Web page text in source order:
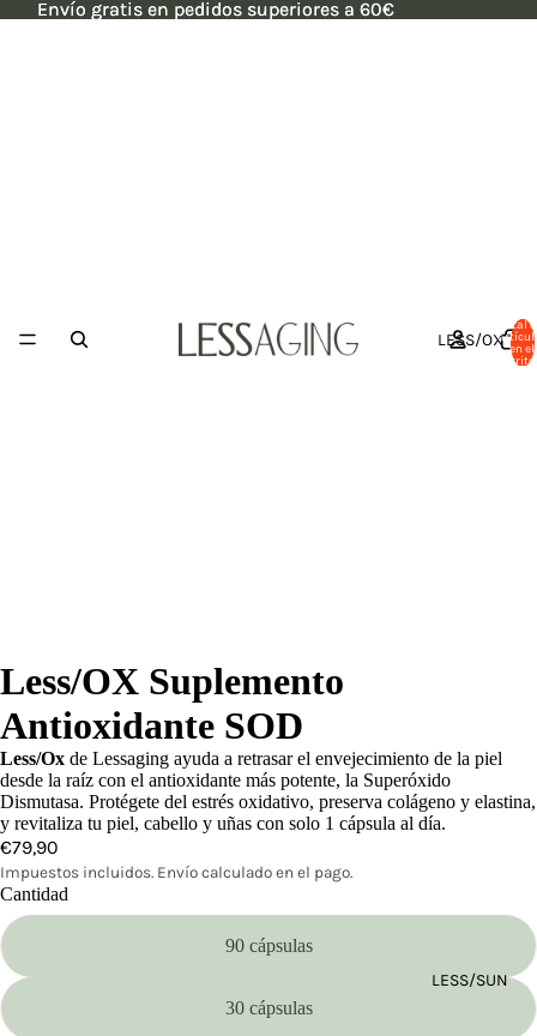
Envío gratis en pedidos superiores a 60€
Envío gratis en pedidos superiores a 60€
LESS/OX
LESS/SUN
Total
en el
Less/OX Suplemento
Antioxidante SOD
Less/Ox de Lessaging ayuda a retrasar el envejecimiento de la piel
desde la raíz con el antioxidante más potente, la Superóxido
Dismutasa. Protégete del estrés oxidativo, preserva colágeno y elastina,
y revitaliza tu piel, cabello y uñas con solo 1 cápsula al día.
€79,90
Impuestos incluidos. Envío calculado en el pago.
Cantidad
90 cápsulas
30 cápsulas